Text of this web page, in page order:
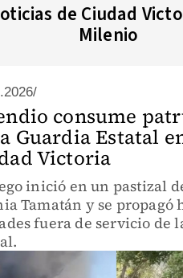
de Ciudad
Milenio
consume
Guardia Estatal
Victoria
inició en un pastizal
Tamatán y se propagó
fuera de servicio de